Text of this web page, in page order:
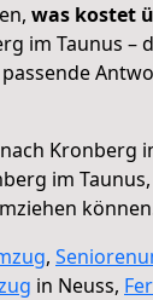
was kostet
im Taunus –
Kronberg
im Taunus,
,
in Neuss,